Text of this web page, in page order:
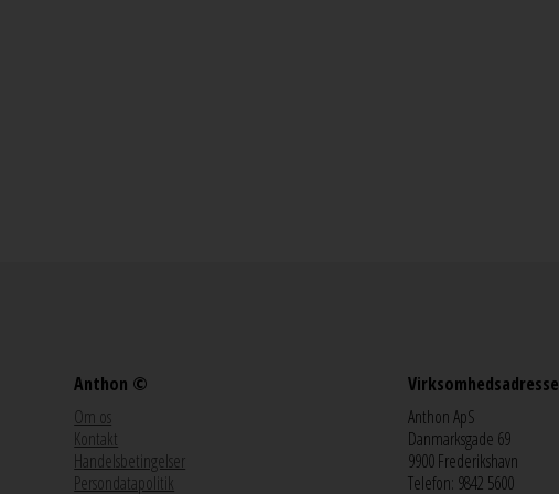
Anthon ©
Om os
Kontakt
Handelsbetingelser
Persondatapolitik
Virksomhedsadresse
Anthon ApS
Danmarksgade 69
9900 Frederikshavn
Telefon: 9842 5600